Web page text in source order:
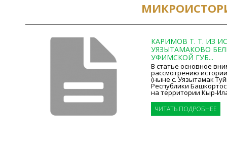
КАРИМОВ Т. Т. ИЗ
УЯЗЫТАМАКОВО
УФИМСКОЙ ГУБ...
В статье основное
рассмотрению
(ныне с. Уязытамак
Республики
на территории Кыр-
ЧИТАТЬ ПОДРОБНЕЕ